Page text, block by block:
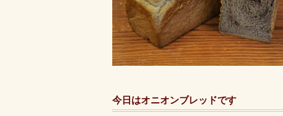
今日はオニオンブレッドです